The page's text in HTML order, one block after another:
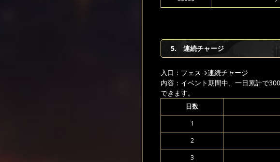
5. 連続チャージ
入口：フェス→連続チャージ
内容：イベント期間中、一日累計で
できます。
日数
1
2
3